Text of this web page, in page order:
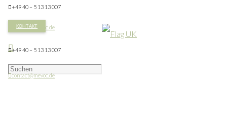
+49 40 – 5 13 13 007
contact@mevoc.de
КОНТАКТ
+49 40 – 5 13 13 007
contact@mevoc.de